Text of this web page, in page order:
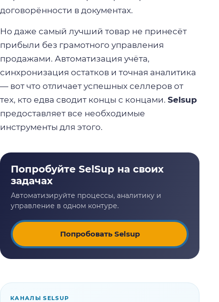
договорённости в документах.
Но даже самый лучший товар не принесёт
прибыли без грамотного управления
продажами. Автоматизация учёта,
синхронизация остатков и точная аналитика
— вот что отличает успешных селлеров от
тех, кто едва сводит концы с концами. Selsup
предоставляет все необходимые
инструменты для этого.
Попробовать Selsup
КАНАЛЫ SELSUP